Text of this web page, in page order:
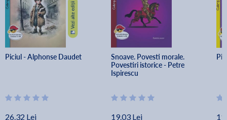
Piciul - Alphonse Daudet
26.32 Lei
Snoave. Povesti morale.
Povestiri istorice - Petre
Ispirescu
19.03 Lei